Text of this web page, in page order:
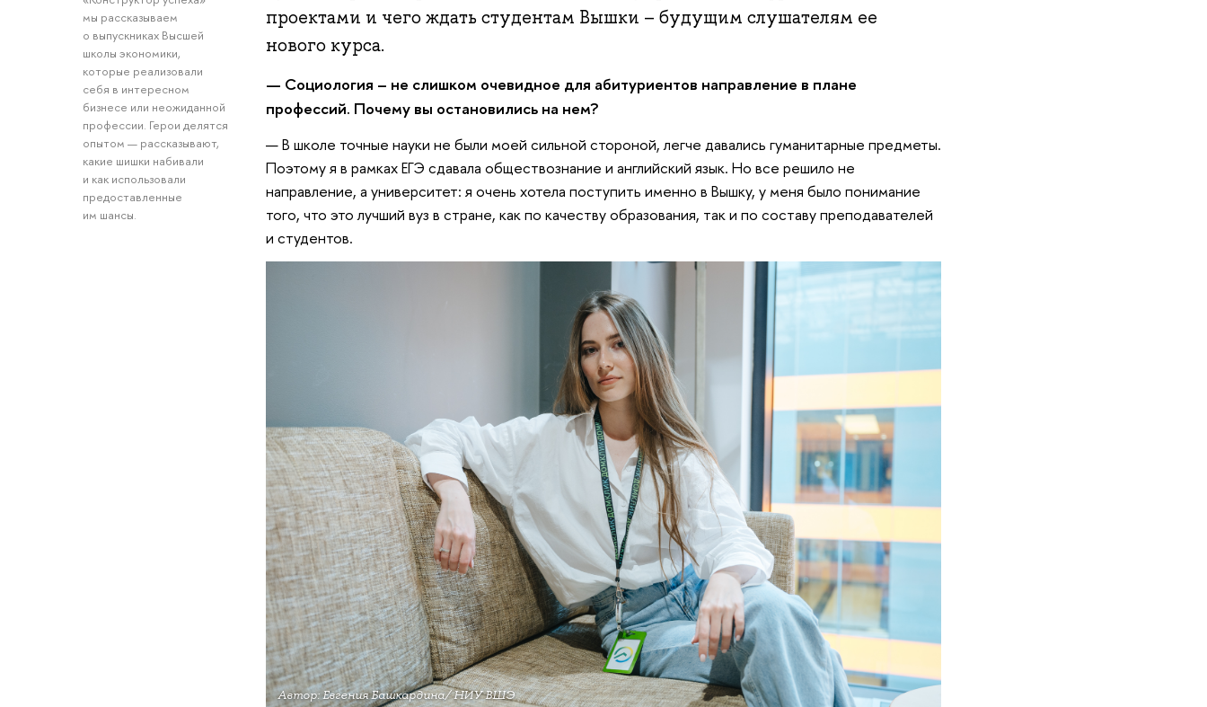
мы рассказываем
о выпускниках Высшей
школы экономики,
которые реализовали
себя в интересном
бизнесе или неожиданной
профессии. Герои делятся
опытом — рассказывают,
какие шишки набивали
и как использовали
предоставленные
им шансы.
проектами и чего ждать студентам Вышки – будущим слушателям ее
нового курса.
— Социология – не слишком очевидное для абитуриентов направление в плане
профессий. Почему вы остановились на нем?
— В школе точные науки не были моей сильной стороной, легче давались гуманитарные предметы.
Поэтому я в рамках ЕГЭ сдавала обществознание и английский язык. Но все решило не
направление, а университет: я очень хотела поступить именно в Вышку, у меня было понимание
того, что это лучший вуз в стране, как по качеству образования, так и по составу преподавателей
и студентов.
Автор: Евгения Башкардина/ НИУ ВШЭ